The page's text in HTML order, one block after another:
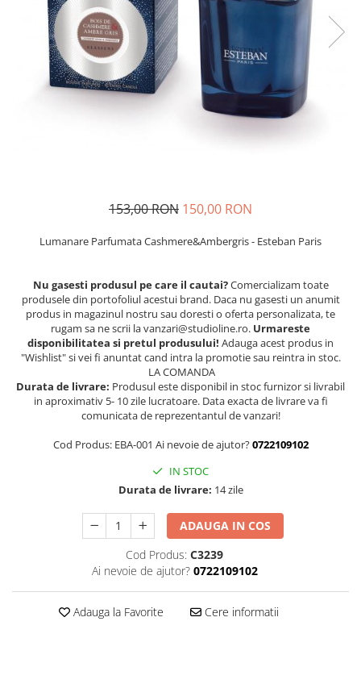
153,00 RON 150,00 RON
Lumanare Parfumata Cashmere&Ambergris - Esteban Paris
Nu gasesti produsul pe care il cautai?Comercializam toate
produsele din portofoliul acestui brand. Daca nu gasesti un anumit
produs in magazinul nostru sau doresti o oferta personalizata, te
rugam sa ne scrii la vanzari@studioline.ro. Urmareste
disponibilitatea si pretul produsului! Adauga acest produs in
"Wishlist" si vei fi anuntat cand intra la promotie sau reintra in stoc.
LA COMANDA
Durata de livrare: Produsul este disponibil in stoc furnizor si livrabil
in aproximativ 5- 10 zile lucratoare. Data exacta de livrare va fi
comunicata de reprezentantul de vanzari!
Cod Produs: EBA-001 Ai nevoie de ajutor?0722109102
IN STOC
Durata de livrare: 14 zile
ADAUGA IN COS
Cod Produs: C3239
Ai nevoie de ajutor? 0722109102
Adauga la Favorite Cere informatii